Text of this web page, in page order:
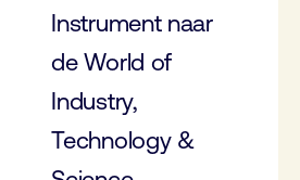
Instrument naar
de World of
Industry,
Technology &